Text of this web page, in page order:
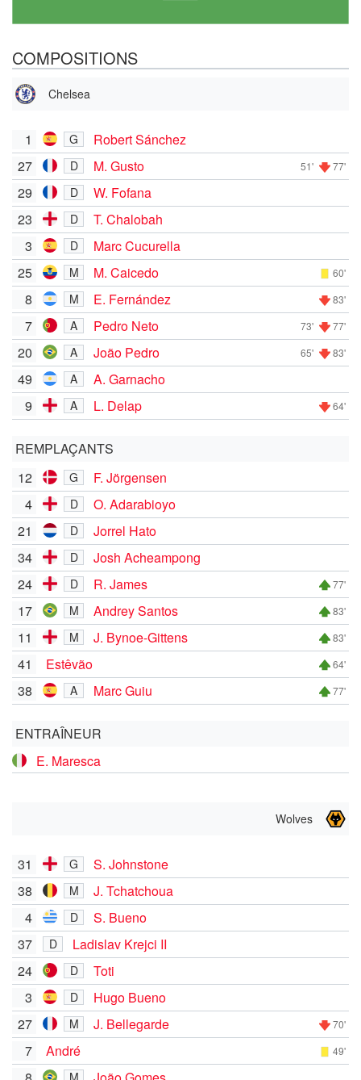
COMPOSITIONS
Chelsea
1 G
Robert Sánchez
27
D M. Gusto 51' 77'
29 D
W. Fofana
23
D
T. Chalobah
3
D
Marc Cucurella
25
M M. Caicedo 60'
8 M E. Fernández 83'
7 A Pedro Neto 73' 77'
20 A João Pedro 65' 83'
49 A
A. Garnacho
9
A L. Delap 64'
REMPLAÇANTS
12
G
F. Jörgensen
4
D
O. Adarabioyo
21
D
Jorrel Hato
34
D
Josh Acheampong
24
D R. James 77'
17 M Andrey Santos 83'
11 M J. Bynoe-Gittens 83'
41 Estêvão 64'
38 A Marc Guiu 77'
ENTRAÎNEUR
E. Maresca
Wolves
31 G
S. Johnstone
38
M
J. Tchatchoua
4
D
S. Bueno
37
D
Ladislav Krejci II
24
D
Toti
3
D
Hugo Bueno
27
M J. Bellegarde 70'
7 André 49'